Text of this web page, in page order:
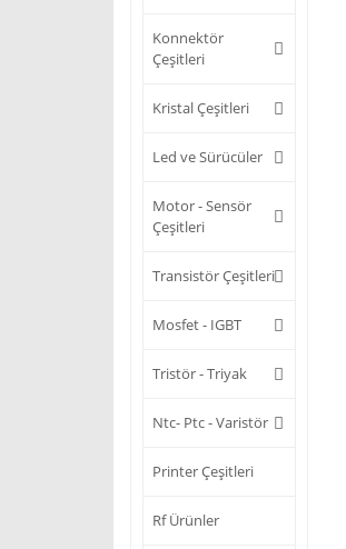
Konnektör
Çeşitleri
Kristal Çeşitleri
Led ve Sürücüler
Motor - Sensör
Çeşitleri
Transistör Çeşitleri
Mosfet - IGBT
Tristör - Triyak
Ntc- Ptc - Varistör
Printer Çeşitleri
Rf Ürünler